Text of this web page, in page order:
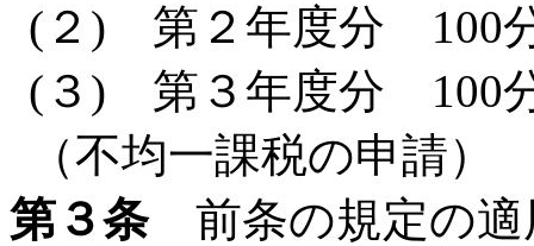
(２) 第２年度分 100
(３) 第３年度分 100
（不均一課税の申請）
第３条前条の規定の適